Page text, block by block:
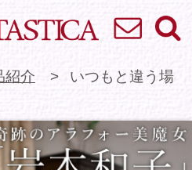
VR専門★アイド